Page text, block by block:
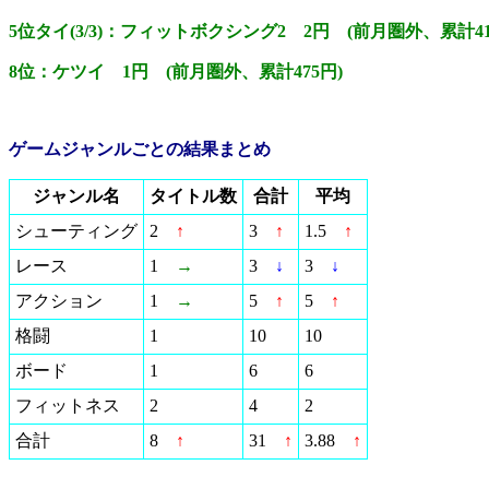
5位タイ(3/3)：フィットボクシング2 2円 (前月圏外、累計
8位：ケツイ 1円 (前月圏外、累計475円)
ゲームジャンルごとの結果まとめ
ジャンル名 タイトル数 合計
平均
シューティング
2 ↑ 3 ↑ 1.5
↑
レース
1 → 3 ↓ 3
↓
アクション
1 → 5 ↑ 5
↑
格闘
1 10
10
ボード
1 6
6
フィットネス
2 4
2
合計
8 ↑ 31 ↑ 3.88 ↑